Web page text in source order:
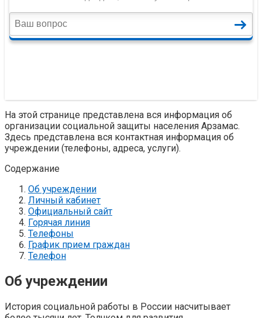
На этой странице представлена вся информация об
организации социальной защиты населения Арзамас.
Здесь представлена вся контактная информация об
учреждении (телефоны, адреса, услуги).
Содержание
Об учреждении
Личный кабинет
Официальный сайт
Горячая линия
Телефоны
График прием граждан
Телефон
Об учреждении
История социальной работы в России насчитывает